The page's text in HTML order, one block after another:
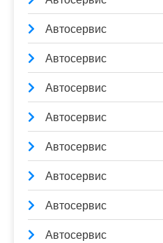
Автосервис
Автосервис
Автосервис
Автосервис
Автосервис
Автосервис
Автосервис
Автосервис